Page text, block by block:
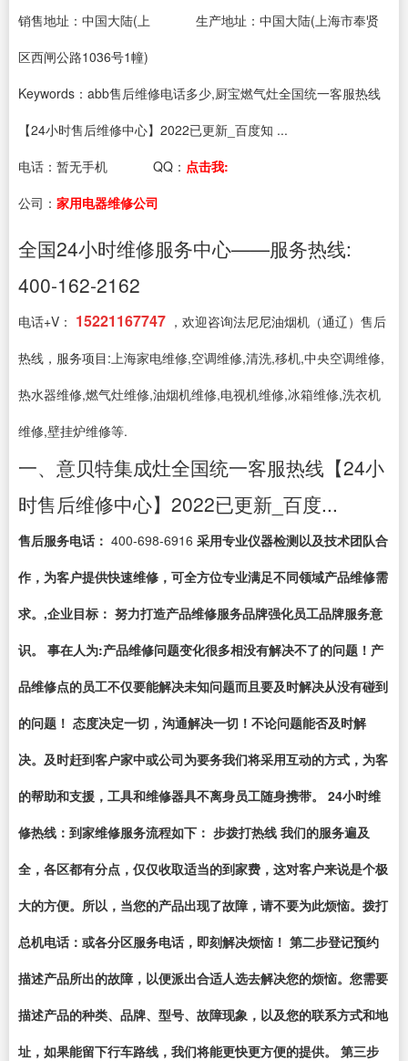
销售地址：中国大陆(上
生产地址：中国大陆(上海市奉贤
区西闸公路1036号1幢)
Keywords：abb售后维修电话多少,厨宝燃气灶全国统一客服热线
【24小时售后维修中心】2022已更新_百度知 ...
电话： 暂无手机 QQ： 点击我:
公司： 家用电器维修公司
全国24小时维修服务中心——服务热线:
400-162-2162
电话+V： 15221167747 ，欢迎咨询法尼尼油烟机（通辽）售后
热线，服务项目:上海家电维修,空调维修,清洗,移机,中央空调维修,
热水器维修,燃气灶维修,油烟机维修,电视机维修,冰箱维修,洗衣机
维修,壁挂炉维修等.
一、意贝特集成灶全国统一客服热线【24小
时售后维修中心】2022已更新_百度...
售后服务电话： 400-698-6916 采用专业仪器检测以及技术团队合
作，为客户提供快速维修，可全方位专业满足不同领域产品维修需
求。,企业目标： 努力打造产品维修服务品牌强化员工品牌服务意
识。 事在人为:产品维修问题变化很多相没有解决不了的问题！产
品维修点的员工不仅要能解决未知问题而且要及时解决从没有碰到
的问题！ 态度决定一切，沟通解决一切！不论问题能否及时解
决。及时赶到客户家中或公司为要务我们将采用互动的方式，为客
的帮助和支援，工具和维修器具不离身员工随身携带。 24小时维
修热线：到家维修服务流程如下： 步拨打热线 我们的服务遍及
全，各区都有分点，仅仅收取适当的到家费，这对客户来说是个极
大的方便。所以，当您的产品出现了故障，请不要为此烦恼。拨打
总机电话：或各分区服务电话，即刻解决烦恼！ 第二步登记预约
描述产品所出的故障，以便派出合适人选去解决您的烦恼。您需要
描述产品的种类、品牌、型号、故障现象，以及您的联系方式和地
址，如果能留下行车路线，我们将能更快更方便的提供。 第三步